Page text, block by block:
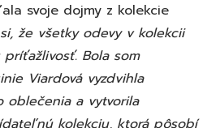
svoje dojmy z kolekcie
že všetky odevy v kolekcii
Bola som
Viardová vyzdvihla
oblečenia a vytvorila